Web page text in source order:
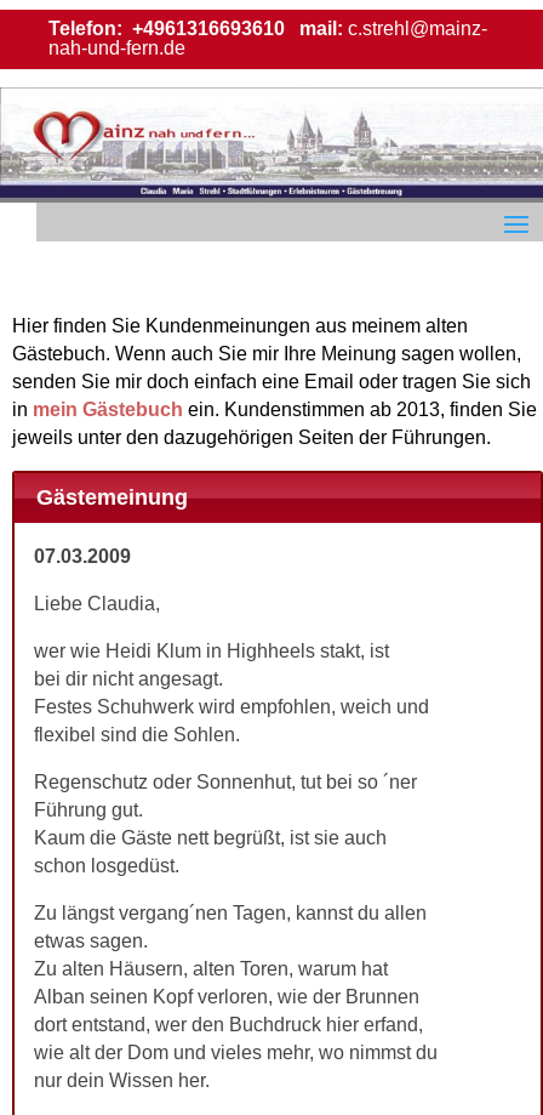
Telefon: +4961316693610 mail: c.strehl@mainz-
nah-und-fern.de
Hier finden Sie Kundenmeinungen aus meinem alten
Gästebuch. Wenn auch Sie mir Ihre Meinung sagen wollen,
senden Sie mir doch einfach eine Email oder tragen Sie sich
in mein Gästebuch ein. Kundenstimmen ab 2013, finden Sie
jeweils unter den dazugehörigen Seiten der Führungen.
Gästemeinung
07.03.2009
Liebe Claudia,
wer wie Heidi Klum in Highheels stakt, ist
bei dir nicht angesagt.
Festes Schuhwerk wird empfohlen, weich und
flexibel sind die Sohlen.
Regenschutz oder Sonnenhut, tut bei so ´ner
Führung gut.
Kaum die Gäste nett begrüßt, ist sie auch
schon losgedüst.
Zu längst vergang´nen Tagen, kannst du allen
etwas sagen.
Zu alten Häusern, alten Toren, warum hat
Alban seinen Kopf verloren, wie der Brunnen
dort entstand, wer den Buchdruck hier erfand,
wie alt der Dom und vieles mehr, wo nimmst du
nur dein Wissen her.